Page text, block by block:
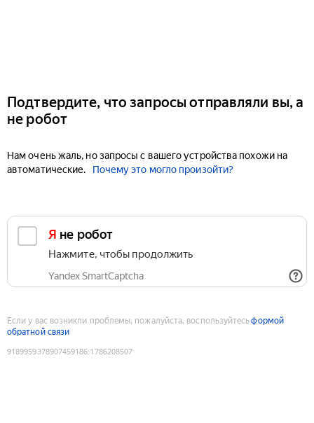
Подтвердите, что запросы отправляли вы, а
не робот
Нам очень жаль, но запросы с вашего устройства похожи на
автоматические.
Почему это могло произойти?
Я не робот
Нажмите, чтобы продолжить
Yandex SmartCaptcha
Если у вас возникли проблемы, пожалуйста, воспользуйтесьформой
обратной связи
9189959378907459186:1786208507